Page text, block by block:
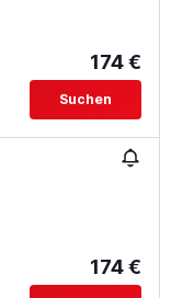
174 €
Suchen
174 €